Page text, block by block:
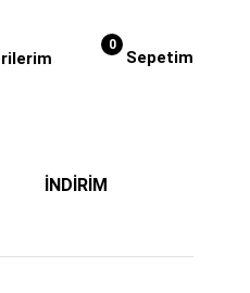
Sepetim
0
İNDİRİM